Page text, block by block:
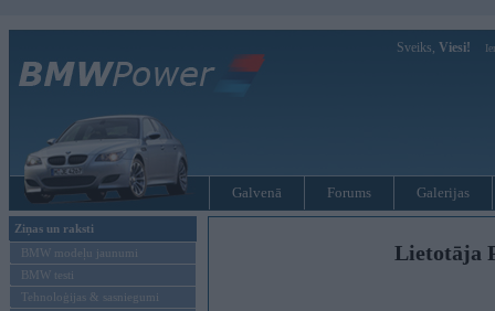
Sveiks, Viesi!
Galvenā Forums Galerijas
Ziņas un raksti
BMW modeļu jaunumi
BMW testi
Tehnoloģijas & sasniegumi
Lietotāja